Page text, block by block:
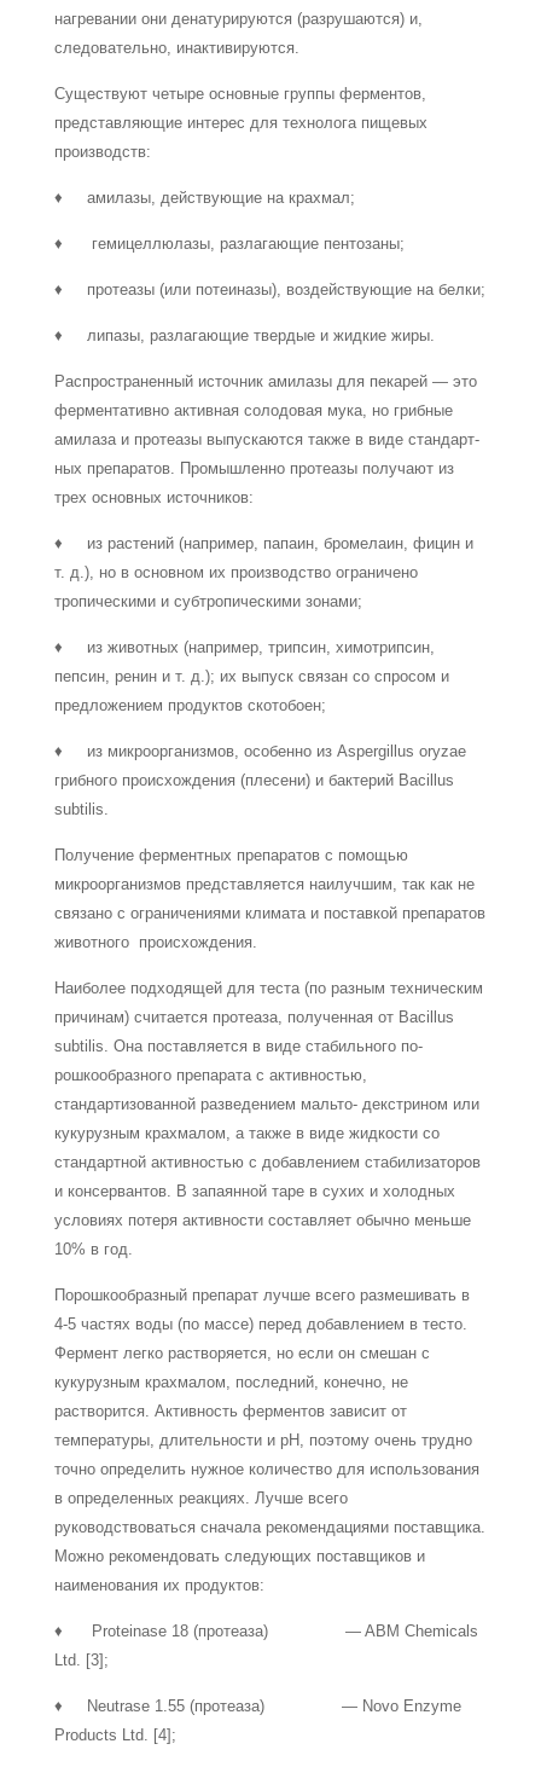
нагревании они дена­турируются (разрушаются) и,
следовательно, инактивируются.
Существуют четыре основные группы ферментов,
представляющие интерес для технолога пищевых
производств:
♦ амилазы, действующие на крахмал;
♦ гемицеллюлазы, разлагающие пентозаны;
♦ протеазы (или потеиназы), воздействующие на белки;
♦ липазы, разлагающие твердые и жидкие жиры.
Распространенный источник амилазы для пекарей — это
ферментативно активная солодовая мука, но грибные
амилаза и протеазы выпускаются также в виде стандарт­
ных препаратов. Промышленно протеазы получают из
трех основных источников:
♦ из растений (например, папаин, бромелаин, фицин и
т. д.), но в основном их производство ограничено
тропическими и субтропическими зонами;
♦ из животных (например, трипсин, химотрипсин,
пепсин, ренин и т. д.); их вы­пуск связан со спросом и
предложением продуктов скотобоен;
♦ из микроорганизмов, особенно из Aspergillus oryzae
грибного происхождения (плесени) и бактерий Bacillus
subtilis.
Получение ферментных препаратов с помощью
микроорганизмов представляется наилучшим, так как не
связано с ограничениями климата и поставкой препаратов
животного происхождения.
Наиболее подходящей для теста (по разным техническим
причинам) считается протеаза, полученная от Bacillus
subtilis. Она поставляется в виде стабильного по­
рошкообразного препарата с активностью,
стандартизованной разведением мальто- декстрином или
кукурузным крахмалом, а также в виде жидкости со
стандартной активностью с добавлением стабилизаторов
и консервантов. В запаянной таре в сухих и холодных
условиях потеря активности составляет обычно меньше
10% в год.
Порошкообразный препарат лучше всего размешивать в
4-5 частях воды (по мас­се) перед добавлением в тесто.
Фермент легко растворяется, но если он смешан с
кукурузным крахмалом, последний, конечно, не
растворится. Активность фермен­тов зависит от
температуры, длительности и рН, поэтому очень трудно
точно опре­делить нужное количество для использования
в определенных реакциях. Лучше все­го
руководствоваться сначала рекомендациями поставщика.
Можно рекомендовать следующих поставщиков и
наименования их продуктов:
♦ Proteinase 18 (протеаза) — ABM Chemicals
Ltd. [3];
♦ Neutrase 1.55 (протеаза) — Novo Enzyme
Products Ltd. [4];